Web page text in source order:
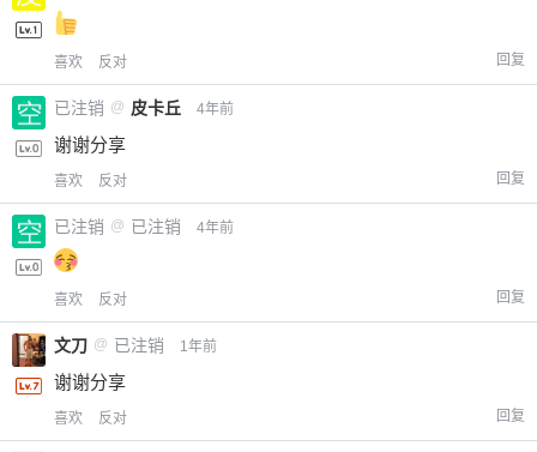
喜欢 反对 回复
已注销 @ 皮卡丘 4年前
谢谢分享
喜欢 反对 回复
已注销 @ 已注销 4年前
喜欢 反对 回复
文刀 @ 已注销 1年前
谢谢分享
喜欢 反对 回复